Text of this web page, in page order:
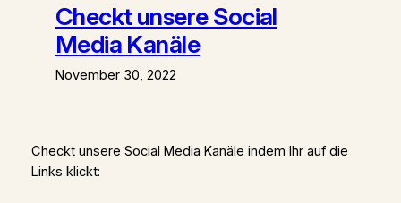
Checkt unsere Social
Media Kanäle
November 30, 2022
Checkt unsere Social Media Kanäle indem Ihr auf die
Links klickt: